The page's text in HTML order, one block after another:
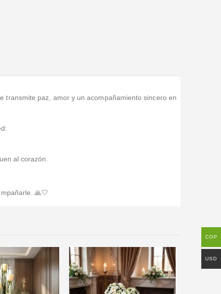
transmite paz, amor y un acompañamiento sincero en
al corazón.
🙏🤍
COP
USD